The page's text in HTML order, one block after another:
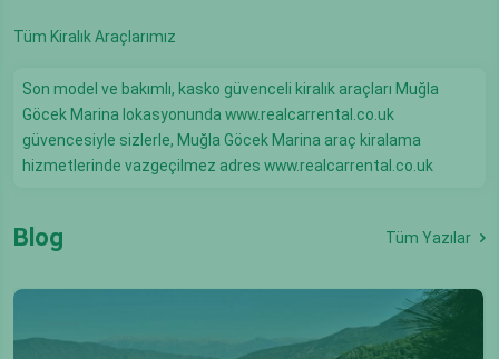
Tüm Kiralık Araçlarımız
Son model ve bakımlı, kasko güvenceli kiralık araçları Muğla
Göcek Marina lokasyonunda www.realcarrental.co.uk
güvencesiyle sizlerle, Muğla Göcek Marina araç kiralama
hizmetlerinde vazgeçilmez adres www.realcarrental.co.uk
Blog Tüm Yazılar